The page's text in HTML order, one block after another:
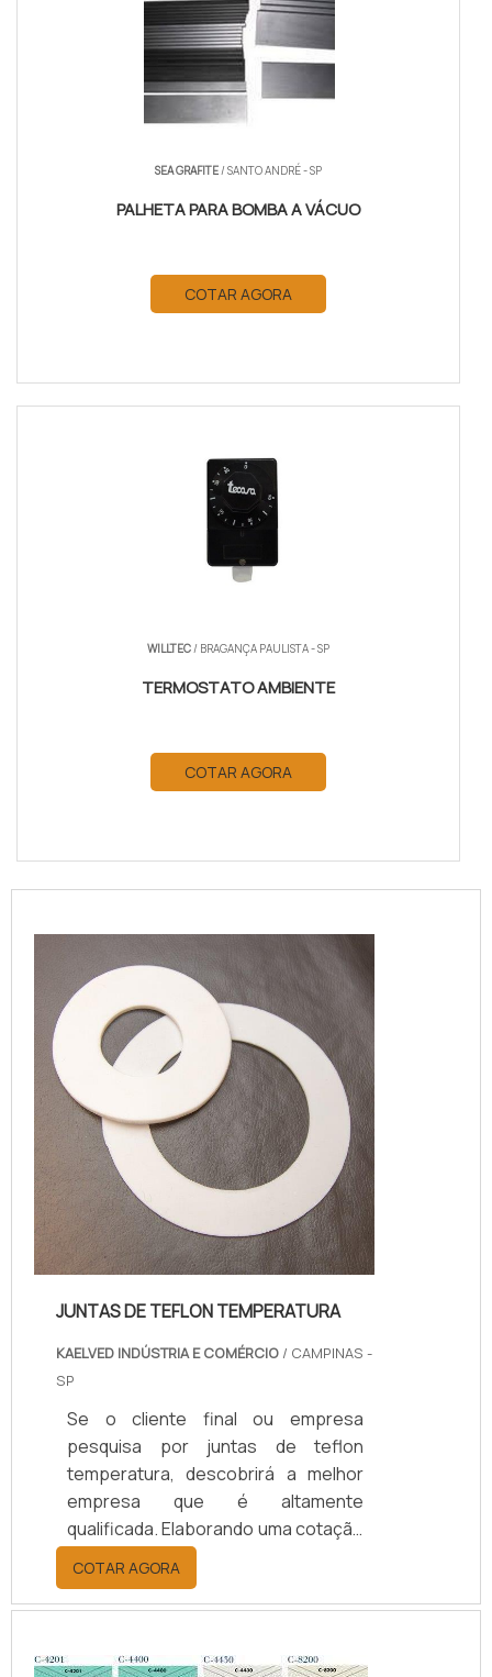
SEA GRAFITE/ SANTO ANDRÉ - SP
PALHETA PARA BOMBA A VÁCUO
COTAR AGORA
WILLTEC/ BRAGANÇA PAULISTA - SP
TERMOSTATO AMBIENTE
COTAR AGORA
JUNTAS DE TEFLON TEMPERATURA
KAELVED INDÚSTRIA E COMÉRCIO / CAMPINAS -
SP
Se o cliente final ou empresa
pesquisa por juntas de teflon
temperatura, descobrirá a melhor
empresa que é altamente
qualificada. Elaborando uma cotação
por meio da plataforma e
descobrindo a melhor referência do
mercado.Sim, aqui é o lugar certo!
temperatura, com os colaboradores
COTAR AGORA